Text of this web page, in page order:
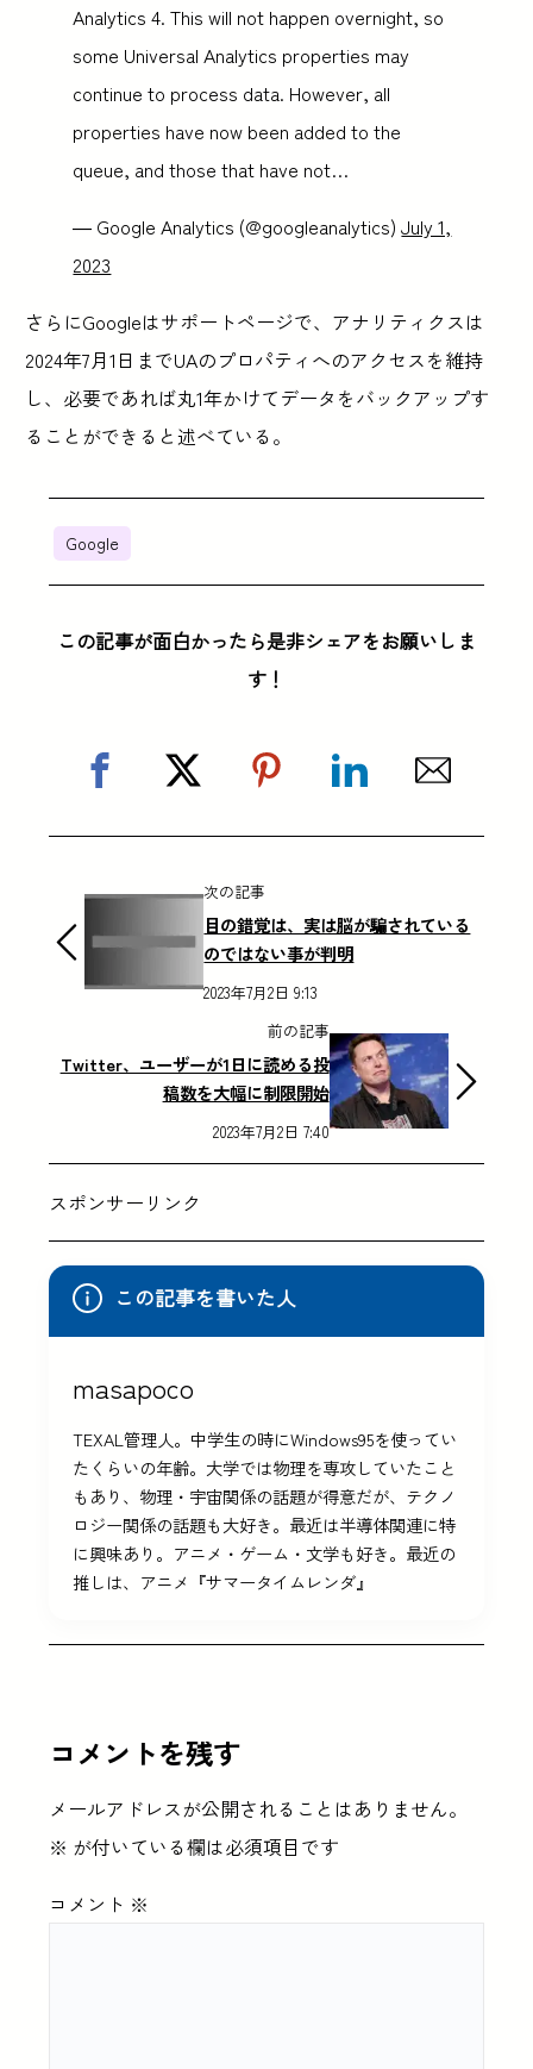
Analytics 4. This will not happen overnight, so
some Universal Analytics properties may
continue to process data. However, all
properties have now been added to the
queue, and those that have not…
— Google Analytics (@googleanalytics)July 1,
2023
さらにGoogleはサポートページで、アナリティクスは
2024年7月1日までUAのプロパティへのアクセスを維持
し、必要であれば丸1年かけてデータをバックアップす
ることができると述べている。
Google
この記事が面白かったら是非シェアをお願いしま
す！
次の記事
目の錯覚は、実は脳が騙されている
のではない事が判明
2023年7月2日 9:13
前の記事
Twitter、ユーザーが1日に読める投
稿数を大幅に制限開始
2023年7月2日 7:40
スポンサーリンク
この記事を書いた人
masapoco
TEXAL管理人。中学生の時にWindows95を使ってい
たくらいの年齢。大学では物理を専攻していたこと
もあり、物理・宇宙関係の話題が得意だが、テクノ
ロジー関係の話題も大好き。最近は半導体関連に特
に興味あり。アニメ・ゲーム・文学も好き。最近の
推しは、アニメ『サマータイムレンダ』
コメントを残す
メールアドレスが公開されることはありません。
※ が付いている欄は必須項目です
コメント ※